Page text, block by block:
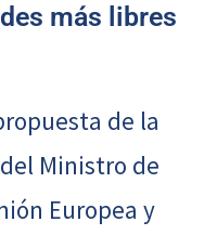
más libres
de la
Ministro de
Europea y